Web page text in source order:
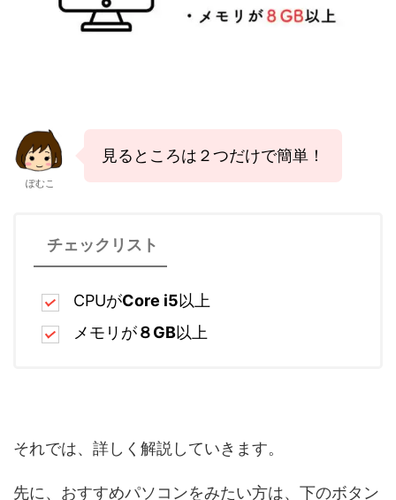
ぽむこ
見るところは２つだけで簡単！
チェックリスト
CPUがCore i5以上
メモリが８GB以上
それでは、詳しく解説していきます。
先に、おすすめパソコンをみたい方は、下のボタン